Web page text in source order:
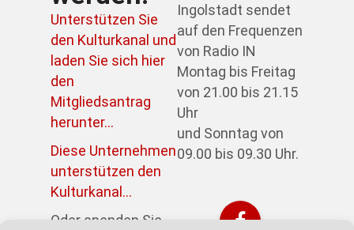
Unterstützen Sie
den Kulturkanal und
laden Sie sich hier
den
Mitgliedsantrag
herunter...
Diese Unternehmen
unterstützen den
Kulturkanal...
Oder spenden Sie
Ingolstadt sendet
auf den Frequenzen
von Radio IN
Montag bis Freitag
von 21.00 bis 21.15
Uhr
und Sonntag von
09.00 bis 09.30 Uhr.